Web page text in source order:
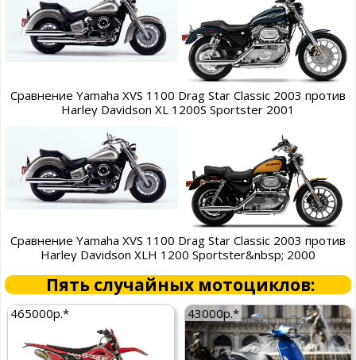
Сравнение Yamaha XVS 1100 Drag Star Classic 2003 против
Harley Davidson XL 1200S Sportster 2001
Сравнение Yamaha XVS 1100 Drag Star Classic 2003 против
Harley Davidson XLH 1200 Sportster&nbsp; 2000
Пять случайных мотоциклов:
465000р.* 43000р.*